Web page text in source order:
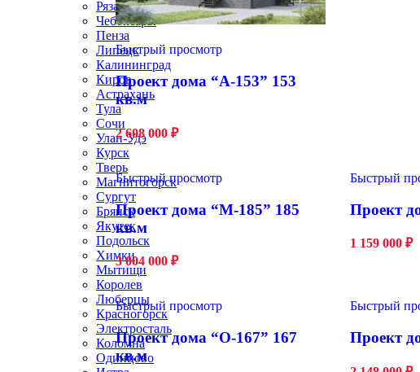
Рязань
Чебоксары
Пенза
Липецк
Калининград
Киров
Астрахань
Тула
Сочи
Улан-Удэ
Курск
Тверь
Магнитогорск
Сургут
Брянск
Якутск
Подольск
Химки
Мытищи
Королев
Люберцы
Красногорск
Электросталь
Коломна
Одинцово
Быстрый просмотр
Проект дома “А-153” 153
кв.м
2 608 000 ₽
Быстрый просмотр
Проект дома “М-185” 185
кв.м
3 004 000 ₽
Быстрый
Проект
1 159 000 ₽
Быстрый просмотр
Проект дома “О-167” 167
кв.м
Быстрый
Проект